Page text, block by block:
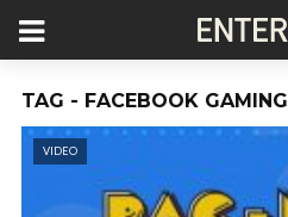
TAG - FACEBOOK GAMING
VIDEO